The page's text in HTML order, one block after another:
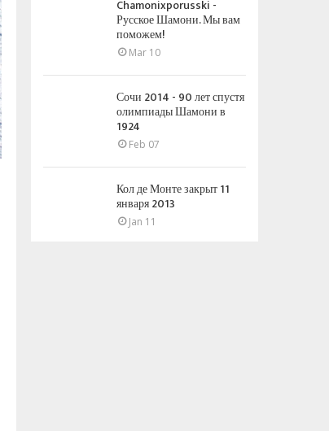
Chamonixporusski -
Русское Шамони. Мы вам
поможем!
Mar 10
Сочи 2014 - 90 лет спустя
олимпиады Шамони в
1924
Feb 07
Кол де Монте закрыт 11
января 2013
Jan 11